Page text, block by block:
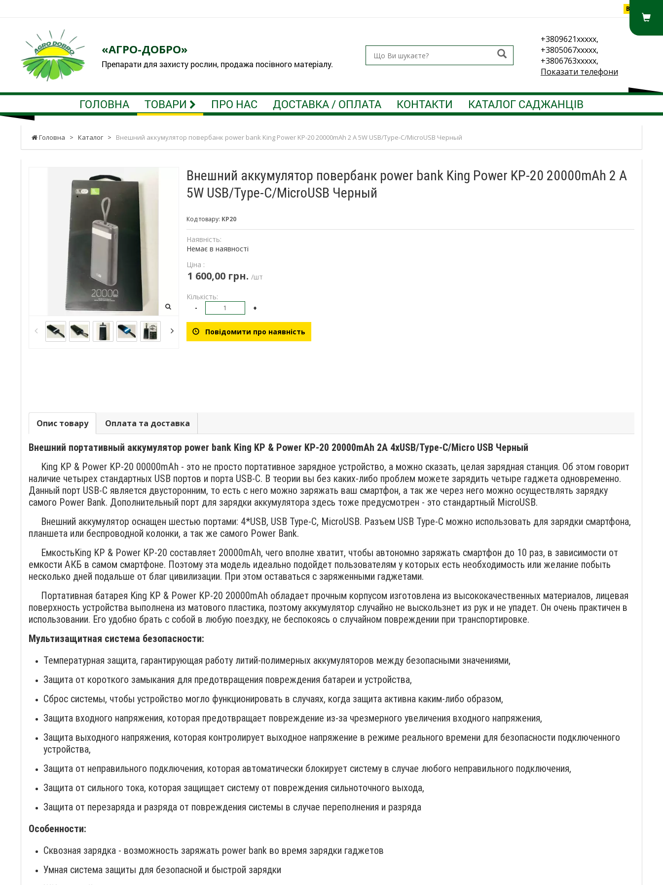
Вхід
«АГРО-ДОБРО»
Препарати для захисту рослин, продажа посівного матеріалу.
+3809621xxxxx,
+3805067xxxxx,
+3806763xxxxx,
Показати телефони
ГОЛОВНА ТОВАРИ ПРО НАС ДОСТАВКА / ОПЛАТА КОНТАКТИ КАТАЛОГ САДЖАНЦІВ
Головна > Каталог > Внешний аккумулятор повербанк power bank King Power KP-20 20000mAh 2 A 5W USB/Type-C/MicroUSB Черный
Внешний аккумулятор повербанк power bank King Power KP-20 20000mAh 2 A
5W USB/Type-C/MicroUSB Черный
Код товару: KP20
Наявність:
Немає в наявності
Ціна :
1 600,00 грн. /шт
Кількість:
- +
Повідомити про наявність
Опис товару Оплата та доставка
Внешний портативный аккумулятор power bank King KP & Power KP-20 20000mAh 2A 4xUSB/Type-C/Micro USB Черный
King KP & Power KP-20 00000mAh - это не просто портативное зарядное устройство, а можно сказать, целая зарядная станция. Об этом говорит
наличие четырех стандартных USB портов и порта USB-C. В теории вы без каких-либо проблем можете зарядить четыре гаджета одновременно.
Данный порт USB-C является двусторонним, то есть с него можно заряжать ваш смартфон, а так же через него можно осуществлять зарядку
самого Power Bank. Дополнительный порт для зарядки аккумулятора здесь тоже предусмотрен - это стандартный MicroUSB.
Внешний аккумулятор оснащен шестью портами: 4*USB, USB Type-C, MicroUSB. Разъем USB Type-C можно использовать для зарядки смартфона,
планшета или беспроводной колонки, а так же самого Power Bank.
ЕмкостьKing KP & Power KP-20 составляет 20000mAh, чего вполне хватит, чтобы автономно заряжать смартфон до 10 раз, в зависимости от
емкости АКБ в самом смартфоне. Поэтому эта модель идеально подойдет пользователям у которых есть необходимость или желание побыть
несколько дней подальше от благ цивилизации. При этом оставаться с заряженными гаджетами.
Портативная батарея King KP & Power KP-20 20000mAh обладает прочным корпусом изготовлена из высококачественных материалов, лицевая
поверхность устройства выполнена из матового пластика, поэтому аккумулятор случайно не выскользнет из рук и не упадет. Он очень практичен в
использовании. Его удобно брать с собой в любую поездку, не беспокоясь о случайном повреждении при транспортировке.
Мультизащитная система безопасности:
Температурная защита, гарантирующая работу литий-полимерных аккумуляторов между безопасными значениями,
Защита от короткого замыкания для предотвращения повреждения батареи и устройства,
Сброс системы, чтобы устройство могло функционировать в случаях, когда защита активна каким-либо образом,
Защита входного напряжения, которая предотвращает повреждение из-за чрезмерного увеличения входного напряжения,
Защита выходного напряжения, которая контролирует выходное напряжение в режиме реального времени для безопасности подключенного
устройства,
Защита от неправильного подключения, которая автоматически блокирует систему в случае любого неправильного подключения,
Защита от сильного тока, которая защищает систему от повреждения сильноточного выхода,
Защита от перезаряда и разряда от повреждения системы в случае переполнения и разряда
Особенности:
Сквозная зарядка - возможность заряжать power bank во время зарядки гаджетов
Умная система защиты для безопасной и быстрой зарядки